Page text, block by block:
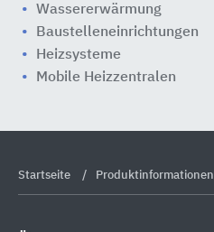
Wassererwärmung
Baustelleneinrichtungen
Heizsysteme
Mobile Heizzentralen
Startseite Produktinformationen